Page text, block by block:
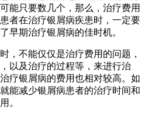
能只要数几个，那么，治疗费用
者在治疗银屑病疾患时，一定要
早期治疗银屑病的佳时机。
，不能仅仅是治疗费用的问题，
以及治疗的过程等，来进行治
疗银屑病的费用也相对较高。如
能减少银屑病患者的治疗时间和
。